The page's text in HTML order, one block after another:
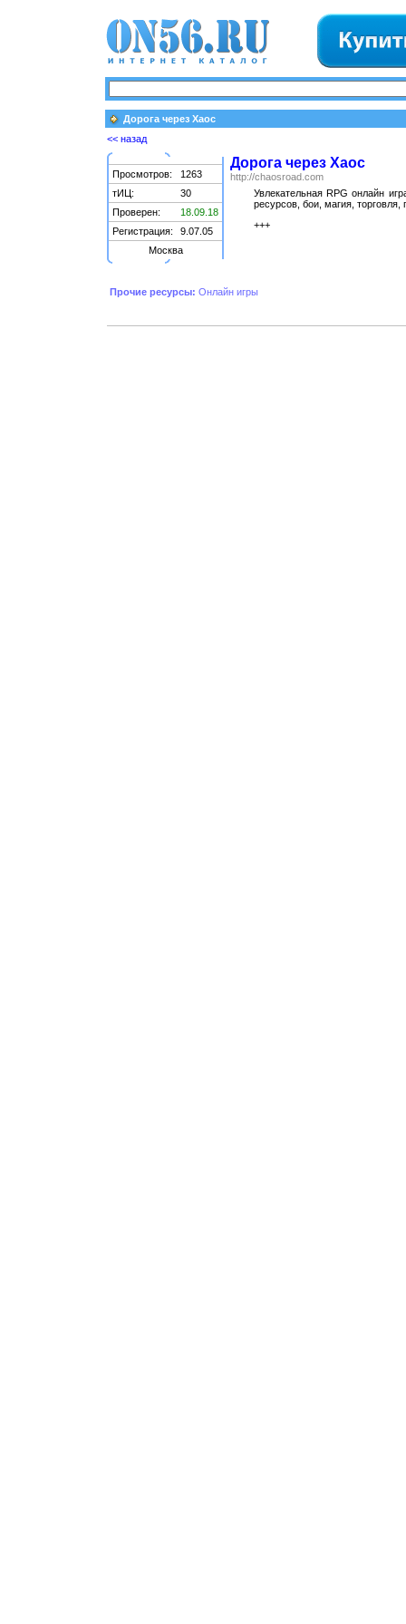
Дорога через Хаос
<< назад
Просмотров:
1263
тИЦ:
30
Проверен:
18.09.18
Регистрация:
9.07.05
Москва
Дорога через Хаос
http://chaosroad.com
Увлекательная RPG онлайн
ресурсов, бои, магия,
+++
Прочие ресурсы: Онлайн игры